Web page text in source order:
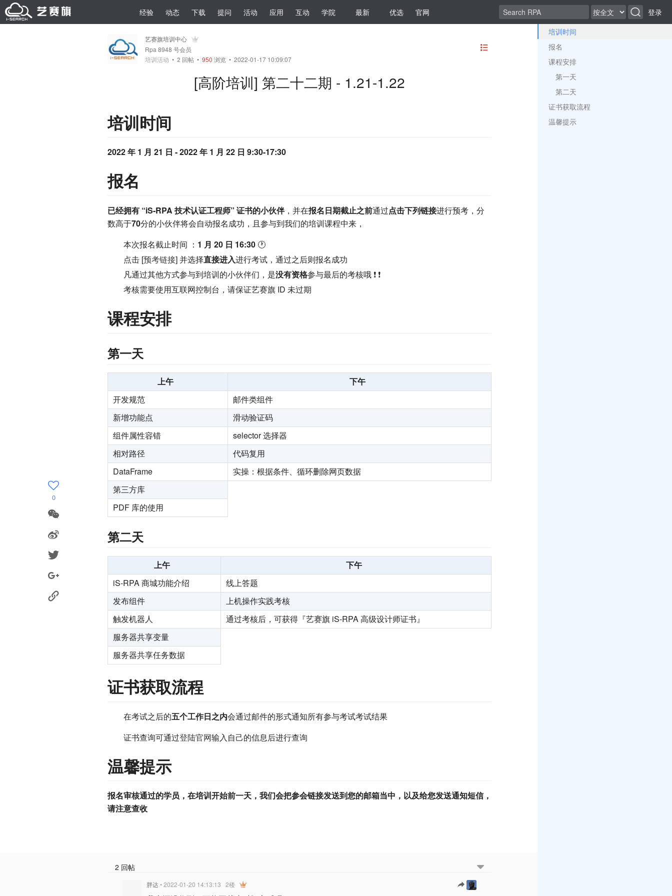
经验 动态 下载 提问 活动 应用 互动 学院 最新 优选 官网 登录
艺赛旗培训中心
Rpa 8948 号会员
培训活动 • 2 回帖• 950 浏览 • 2022-01-17 10:09:07
[高阶培训] 第二十二期 - 1.21-1.22
培训时间
2022 年 1 月 21 日 - 2022 年 1 月 22 日 9:30-17:30
报名
已经拥有 “iS-RPA 技术认证工程师” 证书的小伙伴，并在报名日期截止之前通过点击下列链接进行预考，分
数高于70分的小伙伴将会自动报名成功，且参与到我们的培训课程中来，
本次报名截止时间 ： 1 月 20 日 16:30🕐
点击 [预考链接] 并选择直接进入进行考试，通过之后则报名成功
凡通过其他方式参与到培训的小伙伴们，是没有资格参与最后的考核哦 ❗ ❗
考核需要使用互联网控制台，请保证艺赛旗 ID 未过期
课程安排
第一天
上午
下午
开发规范
邮件类组件
新增功能点
滑动验证码
组件属性容错
selector 选择器
相对路径
代码复用
DataFrame
实操：根据条件、循环删除网页数据
第三方库
PDF 库的使用
第二天
上午
下午
iS-RPA 商城功能介绍
线上答题
发布组件
上机操作实践考核
触发机器人
通过考核后，可获得『艺赛旗 iS-RPA 高级设计师证书』
服务器共享变量
服务器共享任务数据
证书获取流程
在考试之后的五个工作日之内会通过邮件的形式通知所有参与考试考试结果
证书查询可通过登陆官网输入自己的信息后进行查询
温馨提示
报名审核通过的学员，在培训开始前一天，我们会把参会链接发送到您的邮箱当中，以及给您发送通知短信，
请注意查收
2 回帖
胖达• 2022-01-20 14:13:13 2楼
0
培训时间
报名
课程安排
第一天
第二天
证书获取流程
温馨提示